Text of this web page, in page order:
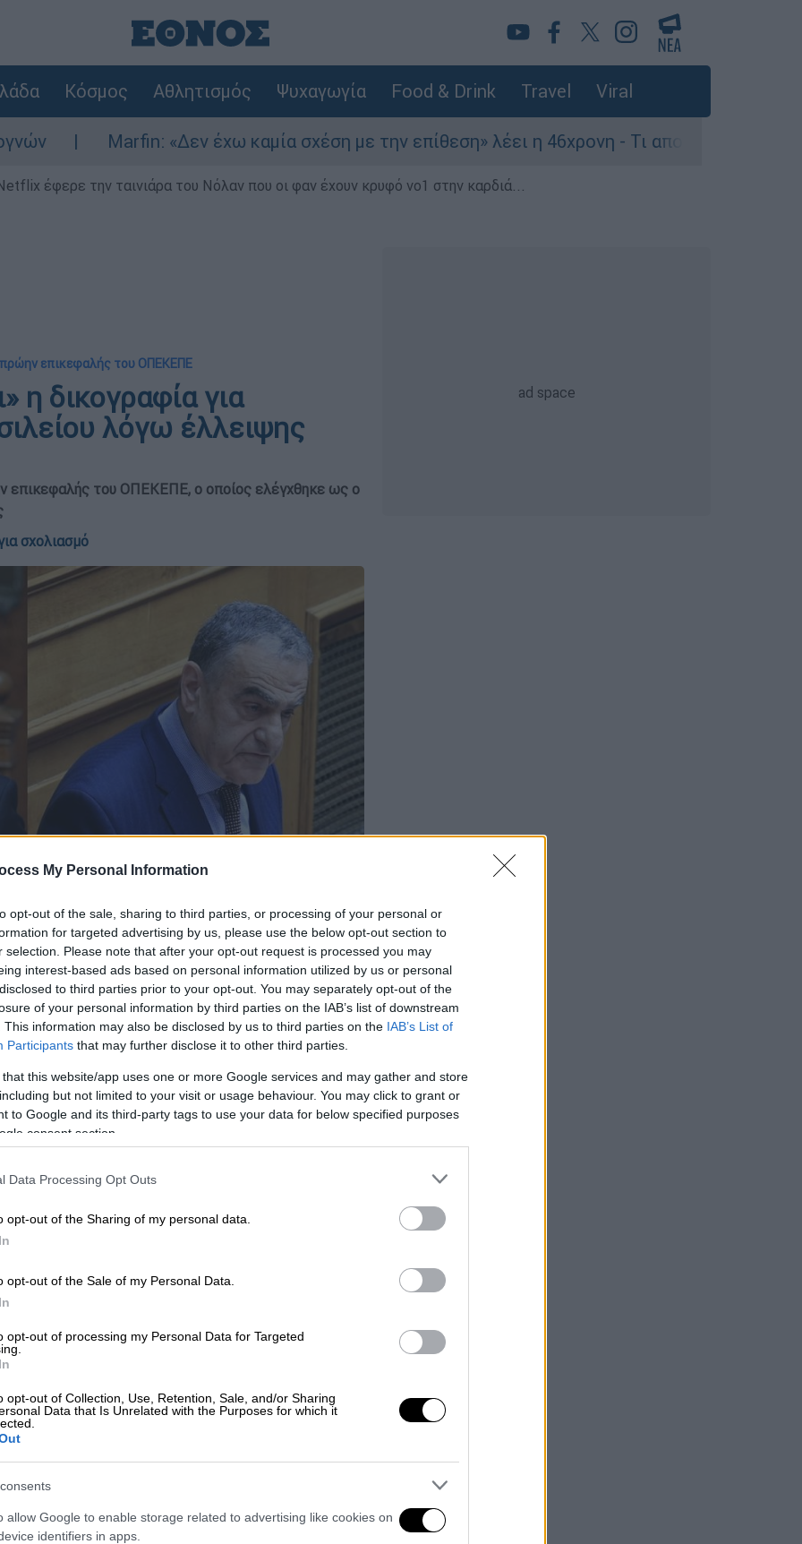
My Personal Information
opt-out of the sale, sharing to third parties, or processing of your personal or
for targeted advertising by us, please use the below opt-out section to
selection. Please note that after your opt-out request is processed you may
interest-based ads based on personal information utilized by us or personal
to third parties prior to your opt-out. You may separately opt-out of the
of your personal information by third parties on the IAB’s list of downstream
This information may also be disclosed by us to third parties on the IAB’s List of
Participants that may further disclose it to other third parties.
that this website/app uses one or more Google services and may gather and store
but not limited to your visit or usage behaviour. You may click to grant or
to Google and its third-party tags to use your data for below specified purposes
consent section.
Data Processing Opt Outs
opt-out of the Sharing of my personal data.
opt-out of the Sale of my Personal Data.
opt-out of processing my Personal Data for Targeted
opt-out of Collection, Use, Retention, Sale, and/or Sharing
Data that Is Unrelated with the Purposes for which it
allow Google to enable storage related to advertising like cookies on
identifiers in apps.
Κόσμος Αθλητισμός Ψυχαγωγία Food & Drink Travel Viral
Marfin: «Δεν έχω καμία σχέση με την επίθεση» λέει η 46χρονη - Τι αποκάλυψε στους
έφερε την ταινιάρα του Νόλαν που οι φαν έχουν κρυφό νο1 στην καρδιά...
πρώην επικεφαλής του ΟΠΕΚΕΠΕ
η δικογραφία για
λόγω έλλειψης
επικεφαλής του ΟΠΕΚΕΠΕ, ο οποίος ελέγχθηκε ως ο
σχολιασμό
- Χαράλαμπος Αθανασίου (ΓΙΩΡΓΟΣ
το ΕΘΝΟΣ στη Google
ζητά ηδικογραφίασε βάρος των δύο εν
Αθανασίου
στο αρχείο λόγω ελλείψεως επαρκών
Αρχές κατέληξαν ότιδεν έχουν
της ηθικής αυτουργίας σε
βουλευτές
Δημοσίου πρότεινε η
για την απόδραση από τις
ο κρατούμενος